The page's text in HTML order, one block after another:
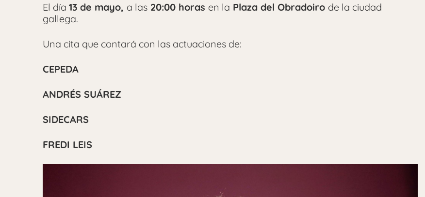
El día 13 de mayo, a las 20:00 horas en la Plaza del Obradoiro de la ciudad
gallega.
Una cita que contará con las actuaciones de:
CEPEDA
ANDRÉS SUÁREZ
SIDECARS
FREDI LEIS